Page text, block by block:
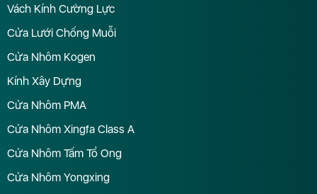
Vách Kính Cường Lực
Cửa Lưới Chống Muỗi
Cửa Nhôm Kogen
Kính Xây Dựng
Cửa Nhôm PMA
Cửa Nhôm Xingfa Class A
Cửa Nhôm Tấm Tổ Ong
Cửa Nhôm Yongxing